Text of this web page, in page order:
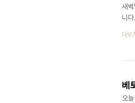
새
니
소
강
더보기
베
오